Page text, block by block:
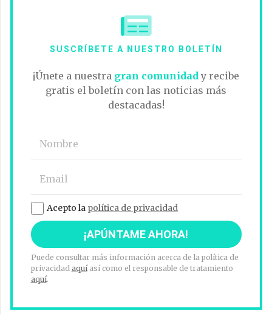
SUSCRÍBETE A NUESTRO BOLETÍN
¡Únete a nuestra gran comunidady recibe
gratis el boletín con las noticias más
destacadas!
Acepto la política de privacidad
Puede consultar más información acerca de la política de
privacidad aquíasí como el responsable de tratamiento
aquí.